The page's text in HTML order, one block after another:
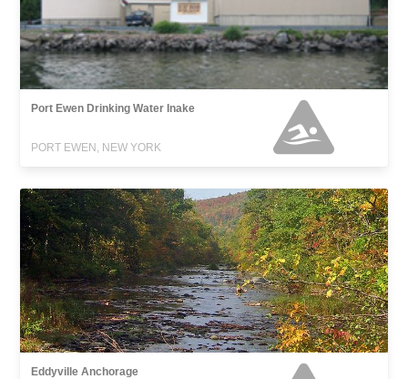
Port Ewen Drinking Water Inake
PORT EWEN, NEW YORK
Eddyville Anchorage